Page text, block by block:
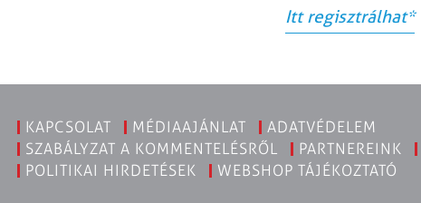
Itt regisztrálhat*
KAPCSOLAT MÉDIAAJÁNLAT
ADATVÉDELEM
SZABÁLYZAT A KOMMENTELÉSRŐL
PARTNEREINK
POLITIKAI HIRDETÉSEK
WEBSHOP TÁJÉKOZTATÓ